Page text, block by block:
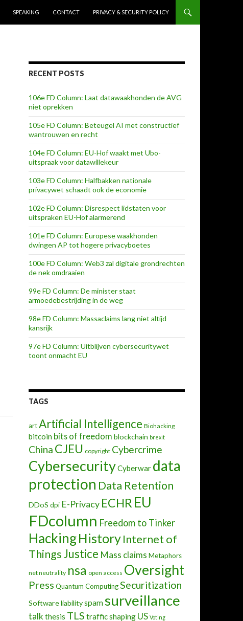
SPEAKING CONTACT PRIVACY & SECURITY POLICY
RECENT POSTS
106e FD Column: Laat datawaakhonden de AVG
niet oprekken
105e FD Column: Beteugel AI met constructief
wantrouwen en recht
104e FD Column: EU-Hof waakt met Ubo-
uitspraak voor datawillekeur
103e FD Column: Halfbakken nationale
privacywet schaadt ook de economie
102e FD Column: Disrespect lidstaten voor
uitspraken EU-Hof alarmerend
101e FD Column: Europese waakhonden
dwingen AP tot hogere privacyboetes
100e FD Column: Web3 zal digitale grondrechten
de nek omdraaien
99e FD Column: De minister staat
armoedebestrijding in de weg
98e FD Column: Massaclaims lang niet altijd
kansrijk
97e FD Column: Uitblijven cybersecuritywet
toont onmacht EU
TAGS
artArtificial Intelligence Biohacking
bitcoin bits of freedom blockchain brexit
China CJEU copyright Cybercrime
CybersecurityCyberwar data
protection Data Retention
DDoS dpi E-Privacy ECHR EU
FDcolumn Freedom to Tinker
HackingHistoryInternet of
ThingsJustice Mass claims Metaphors
net neutrality nsa open access Oversight
Press Quantum ComputingSecuritization
Software liabilityspamsurveillance
talk thesis TLS traffic shaping US Voting